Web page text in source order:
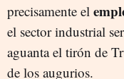
precisamente el
el sector industrial
aguanta el tirón de
de los augurios.